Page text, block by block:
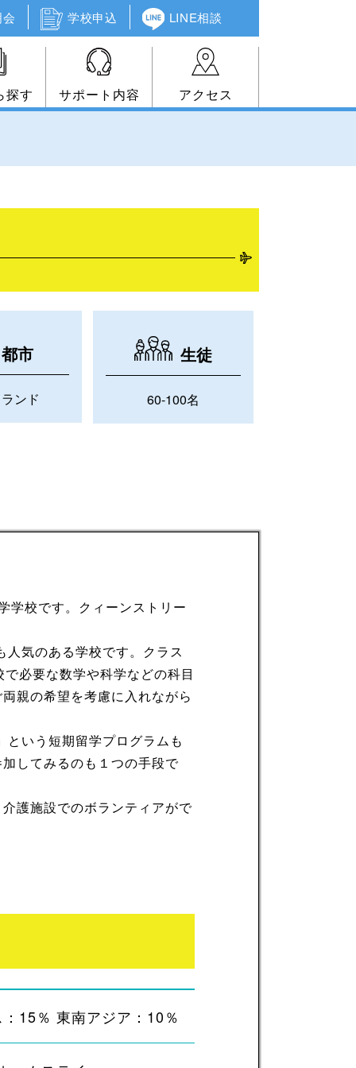
学校申込 LINE相談
探す サポート内容 アクセス
都市
ンド
生徒
60-100名
学校です。クィーンストリー
気のある学校です。クラス
必要な数学や科学などの科目
親の希望を考慮に入れながら
いう短期留学プログラムも
してみるのも１つの手段で
護施設でのボランティアがで
15％ 東南アジア：10％